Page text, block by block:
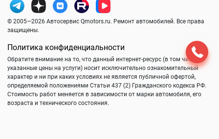
© 2005—2026 Автосервис Qmotors.ru. Ремонт автомобилей. Все права
защищены.
Политика конфиденциальности
Обратите внимание на то, что данный интернет-ресурс (в том числе
указанные цены на услуги) носит исключительно ознакомительный
характер и ни при каких условиях не является публичной офертой,
определяемой положениями Статьи 437 (2) Гражданского кодекса РФ.
Стоимость работ меняется в зависимости от марки автомобиля, его
возраста и технического состояния.